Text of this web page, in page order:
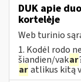
DUK apie
kortelėje
Web turinio
1. Kodėl rodo
šiandien/vakar
aratlikus kitą